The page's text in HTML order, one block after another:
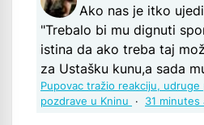
Ako nas je itko
"Trebalo bi mu dignuti
istina da ako treba taj
za Ustašku kunu,a sada
Pupovac tražio reakciju, udruge
pozdrave u Kninu
· 31 minutes